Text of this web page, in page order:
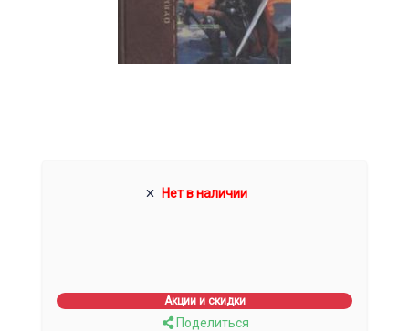
Нет в наличии
Акции и скидки
Поделиться